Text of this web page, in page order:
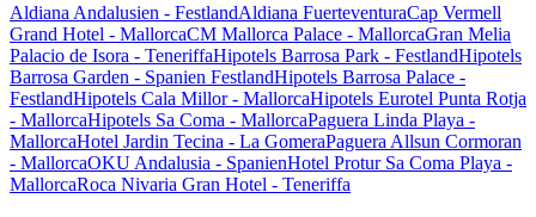
Aldiana Andalusien - FestlandAldiana FuerteventuraCap Vermell
Grand Hotel - MallorcaCM Mallorca Palace - MallorcaGran Melia
Palacio de Isora - TeneriffaHipotels Barrosa Park - FestlandHipotels
Barrosa Garden - Spanien FestlandHipotels Barrosa Palace -
FestlandHipotels Cala Millor - MallorcaHipotels Eurotel Punta Rotja
- MallorcaHipotels Sa Coma - MallorcaPaguera Linda Playa -
MallorcaHotel Jardin Tecina - La GomeraPaguera Allsun Cormoran
- MallorcaOKU Andalusia - SpanienHotel Protur Sa Coma Playa -
MallorcaRoca Nivaria Gran Hotel - Teneriffa